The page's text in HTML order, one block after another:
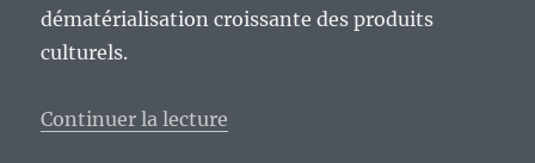
dématérialisation croissante des produits
culturels.
Continuer la lecture